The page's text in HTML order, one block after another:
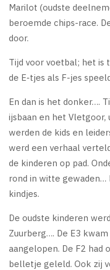
Marilot (oudste
beroemde chips-race.
door.
Tijd voor voetbal; het
de E-tjes als F-jes
En dan is het donker….
ijsbaan en het Vletgoor,
werden de kids en
werd een verhaal
de kinderen op pad.
rond in witte gewaden…
kindjes.
De oudste kinderen
Zuurberg…. De E3
aangelopen. De F2 had
belletje geleld. Ook zij